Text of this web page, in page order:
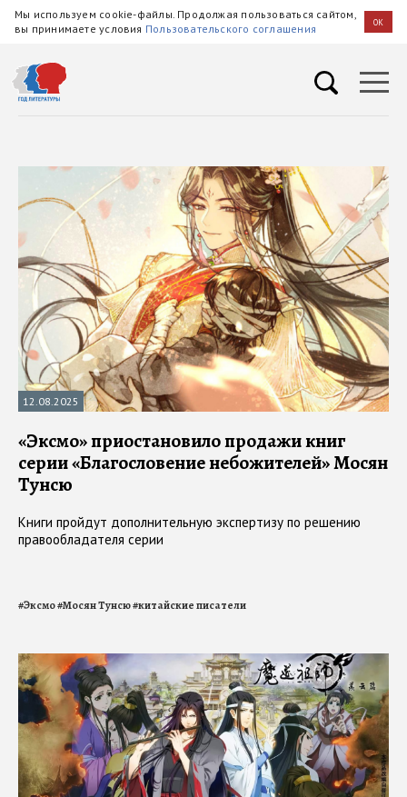
Мы используем cookie-файлы. Продолжая пользоваться сайтом,
вы принимаете условия Пользовательского соглашения OK
12.08.2025
«Эксмо» приостановило продажи книг
серии «Благословение небожителей» Мосян
Тунсю
Книги пройдут дополнительную экспертизу по решению
правообладателя серии
#Эксмо#Мосян Тунсю#китайские писатели